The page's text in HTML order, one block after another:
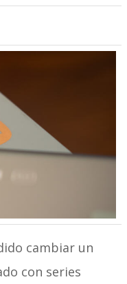
cambiar un
con series